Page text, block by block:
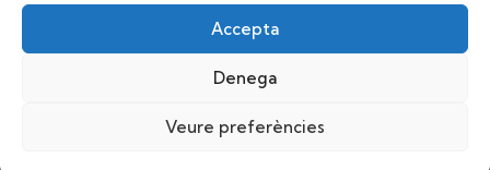
Accepta
Denega
Veure preferències
© 2024 Tots els drets reservats| Política de privadesa |
Política de privadesa xarxes socials | Política de galetes